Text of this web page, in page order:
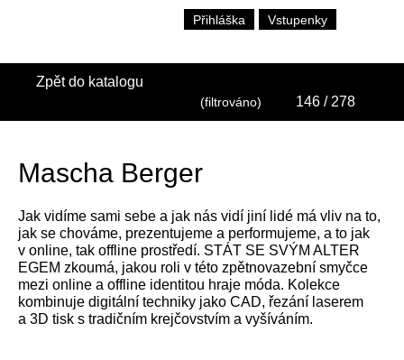
Přihláška Vstupenky
Zpět do katalogu
(filtrováno) 146 / 278
Mascha Berger
Jak vidíme sami sebe a jak nás vidí jiní lidé má vliv na to,
jak se chováme, prezentujeme a performujeme, a to jak
v online, tak offline prostředí. STÁT SE SVÝM ALTER
EGEM zkoumá, jakou roli v této zpětnovazební smyčce
mezi online a offline identitou hraje móda. Kolekce
kombinuje digitální techniky jako CAD, řezání laserem
a 3D tisk s tradičním krejčovstvím a vyšíváním.